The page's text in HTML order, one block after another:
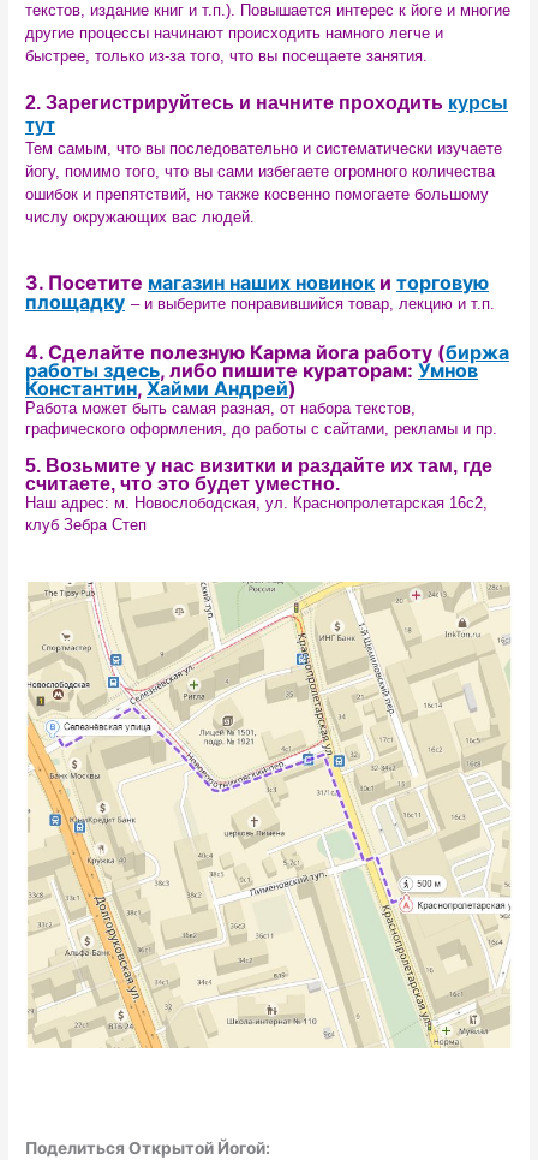
текстов, издание книг и т.п.). Повышается интерес к йоге и многие
другие процессы начинают происходить намного легче и
быстрее, только из-за того, что вы посещаете занятия.
2.Зарегистрируйтесь и начните проходить курсы
тут
Тем самым, что вы последовательно и систематически изучаете
йогу, помимо того, что вы сами избегаете огромного количества
ошибок и препятствий, но также косвенно помогаете большому
числу окружающих вас людей.
3. Посетите магазин наших новинок иторговую
площадку –и выберите понравившийся товар, лекцию и т.п.
4. Сделайте полезную Карма йога работу (биржа
работы здесь, либо пишите кураторам:Умнов
Константин,Хайми Андрей)
Работа может быть самая разная, от набора текстов,
графического оформления, до работы с сайтами, рекламы и пр.
5. Возьмите у нас визитки и раздайте их там, где
считаете, что это будет уместно.
Наш адрес: м. Новослободская,ул. Краснопролетарская 16с2,
клуб Зебра Степ
Поделиться Открытой Йогой: